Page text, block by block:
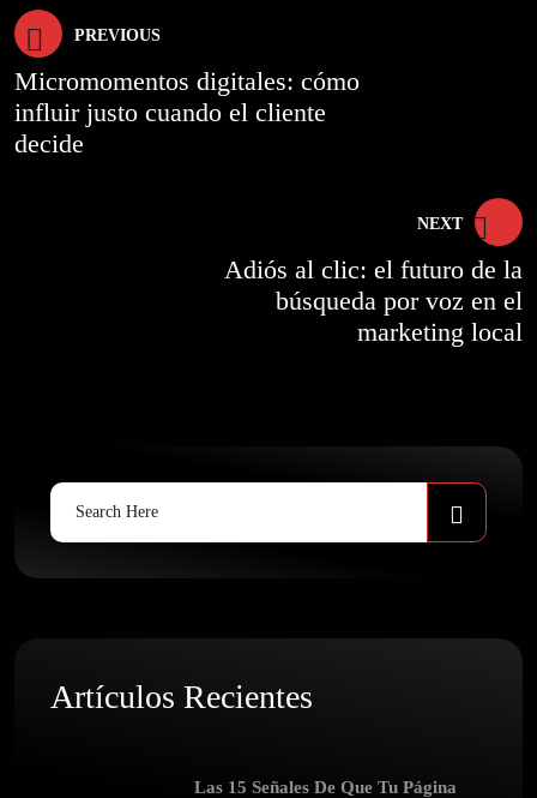
Navegación
de
PREVIOUS
Micromomentos digitales: cómo
influir justo cuando el cliente
decide
NEXT
Adiós al clic: el futuro de la
búsqueda por voz en el
marketing local
Search
for:
Artículos Recientes
Las 15 Señales De Que Tu Página